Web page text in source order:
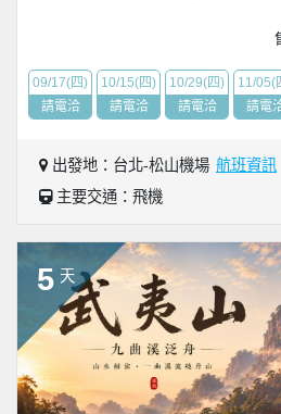
09/17(四)
請電洽
10/15(四)
請電洽
10/29(四)
請電洽
11/05(
請電
出發地：台北-松山機場 航班資訊
主要交通：飛機
5 天